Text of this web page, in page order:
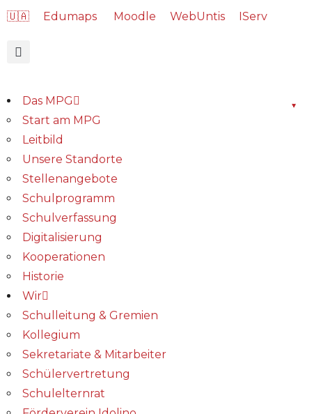
🇺🇦 Edumaps Moodle WebUntis IServ
Das MPG
Start am MPG
Leitbild
Unsere Standorte
Stellenangebote
Schulprogramm
Schulverfassung
Digitalisierung
Kooperationen
Historie
Wir
Schulleitung & Gremien
Kollegium
Sekretariate & Mitarbeiter
Schülervertretung
Schulelternrat